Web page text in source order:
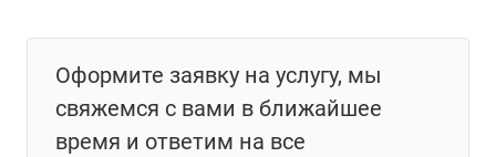
Оформите заявку на услугу, мы
свяжемся с вами в ближайшее
время и ответим на все